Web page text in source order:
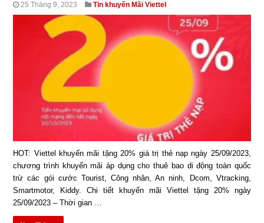
25 Tháng 9, 2023 Tin khuyến Mãi Viettel
HOT: Viettel khuyến mãi tặng 20% giá trị thẻ nạp ngày 25/09/2023,
chương trình khuyến mãi áp dụng cho thuê bao di động toàn quốc
trừ các gói cước Tourist, Công nhân, An ninh, Dcom, Vtracking,
Smartmotor, Kiddy. Chi tiết khuyến mãi Viettel tặng 20% ngày
25/09/2023 – Thời gian …